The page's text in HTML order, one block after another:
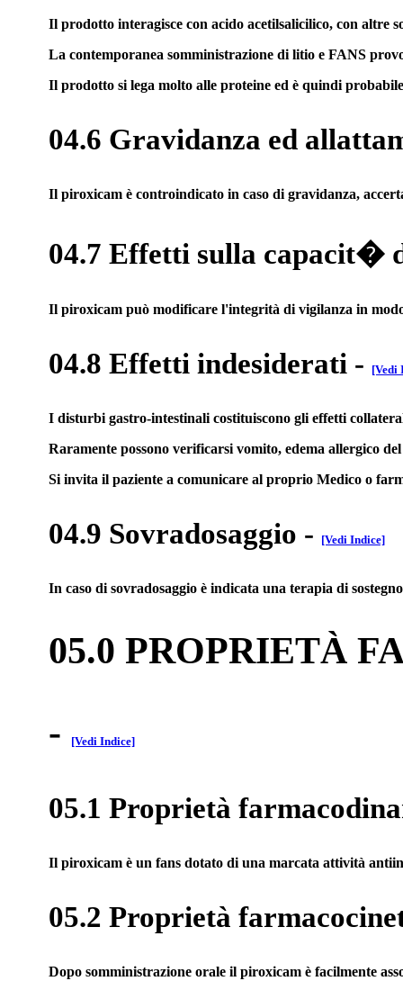
Il prodotto interagisce con acido acetilsalicilico, con altre
La contemporanea somministrazione di litio e FANS
Il prodotto si lega molto alle proteine ed è quindi
04.6 Gravidanza ed
Il piroxicam è controindicato in caso di gravidanza,
04.7 Effetti sulla capacit�
Il piroxicam può modificare l'integrità di vigilanza in
04.8 Effetti indesiderati - [Vedi
I disturbi gastro-intestinali costituiscono gli effetti
Raramente possono verificarsi vomito, edema allergico
Si invita il paziente a comunicare al proprio Medico o
04.9 Sovradosaggio - [Vedi Indice]
In caso di sovradosaggio è indicata una terapia di
05.0 PROPRIETÀ
-
[Vedi Indice]
05.1 Proprietà
Il piroxicam è un fans dotato di una marcata attività
05.2 Proprietà
Dopo somministrazione orale il piroxicam è facilmente